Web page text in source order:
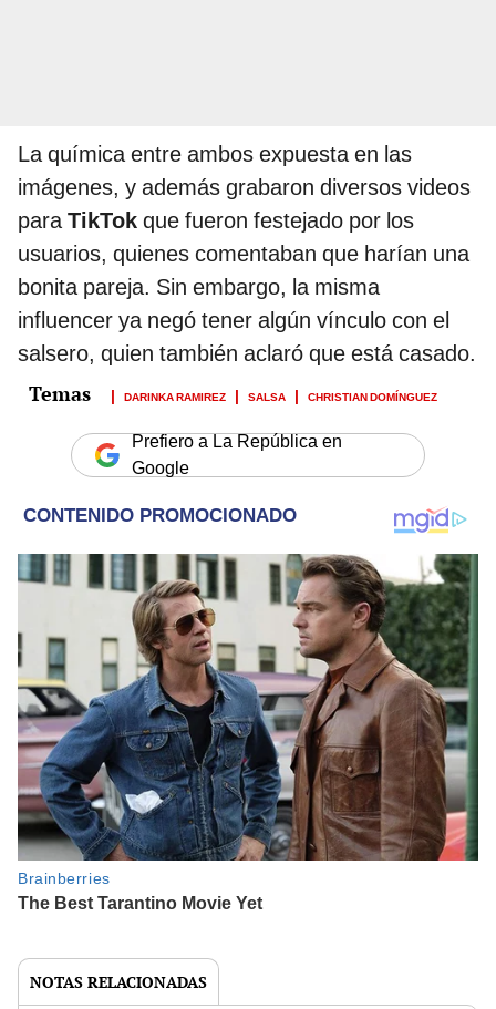
La química entre ambos expuesta en las
imágenes, y además grabaron diversos videos
paraTikTok que fueron festejado por los
usuarios, quienes comentaban que harían una
bonita pareja. Sin embargo, la misma
influencer ya negó tener algún vínculo con el
salsero, quien también aclaró que está casado.
DARINKA RAMIREZ SALSA CHRISTIAN DOMÍNGUEZ
Prefiero a La República en
Google
NOTAS RELACIONADAS